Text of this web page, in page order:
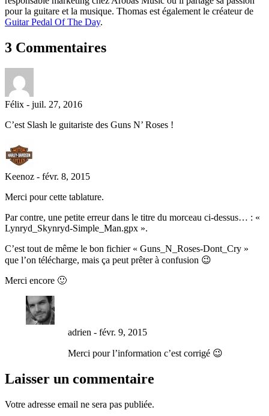
pour la guitare et la musique. Thomas est également le créateur de
Guitar Pedal Of The Day.
3 Commentaires
Félix - juil. 27, 2016
C’est Slash le guitariste des Guns N’ Roses !
Keenoz - févr. 8, 2015
Merci pour cette tablature.
Par contre, une petite erreur dans le titre du morceau ci-dessus… : «
Lynryd_Skynryd-Simple_Man.gpx ».
C’est tout de même le bon fichier « Guns_N_Roses-Dont_Cry »
que l’on télécharge, mais ça peut prêter à confusion 😉
Merci encore 🙂
adrien - févr. 9, 2015
Merci pour l’information c’est corrigé 😉
Laisser un commentaire
Votre adresse email ne sera pas publiée.